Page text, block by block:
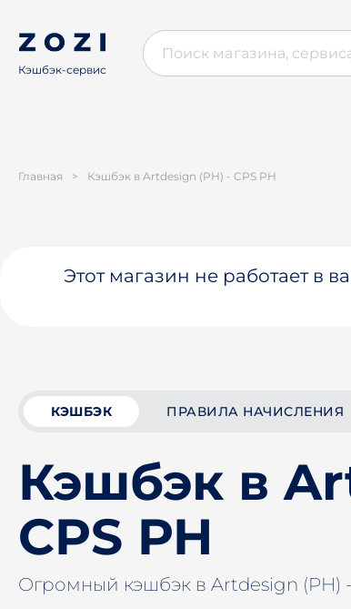
Кэшбэк-сервис
Главная > Кэшбэк в Artdesign (PH) - CPS PH
Этот магазин не работает в
КЭШБЭК ПРАВИЛА НАЧИСЛЕНИЯ
Кэшбэк в
CPS PH
Огромный кэшбэк в Artdesign (PH) -